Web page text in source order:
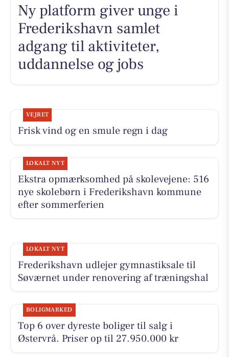
Ny platform giver unge i
Frederikshavn samlet
adgang til aktiviteter,
uddannelse og jobs
VEJRET
Frisk vind og en smule regn i dag
LOKALT NYT
Ekstra opmærksomhed på skolevejene: 516
nye skolebørn i Frederikshavn kommune
efter sommerferien
LOKALT NYT
Frederikshavn udlejer gymnastiksale til
Søværnet under renovering af træningshal
BOLIGMARKED
Top 6 over dyreste boliger til salg i
Østervrå. Priser op til 27.950.000 kr